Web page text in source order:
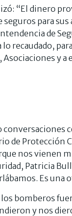
“El dinero
para
de
recaudado,
y a
de Protección
nos vienen
Patricia
Es
bomberos
y nos